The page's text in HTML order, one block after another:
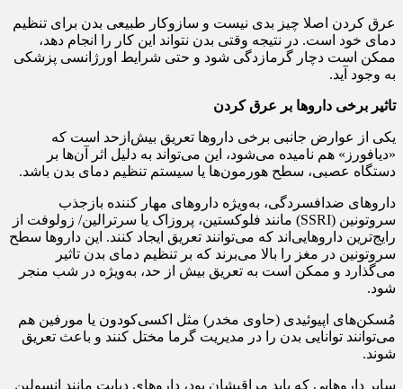
عرق کردن اصلا چیز بدی نیست و سازوکار طبیعی بدن برای تنظیم
دمای خود است. در نتیجه وقتی بدن نتواند این کار را انجام دهد،
ممکن است دچار گرمازدگی شود و حتی شرایط اورژانسی پزشکی
به وجود آید.
تاثیر برخی داروها بر عرق کردن
یکی از عوارض جانبی برخی داروها تعریق بیش‌ازحد است که
«دیافورز» هم نامیده می‌شود، این می‌تواند به دلیل اثر آن‌ها بر
دستگاه عصبی، سطح هورمون‌ها یا سیستم تنظیم دمای بدن باشد.
داروهای ضدافسردگی، به‌ویژه داروهای مهار کننده بازجذب
سروتونین (SSRI) مانند فلوکستین، پروزاک یا سرترالین/ زولوفت از
رایج‌ترین داروهایی‌اند که می‌توانند تعریق ایجاد کنند. این داروها سطح
سروتونین در مغز را بالا می‌برند که بر تنظیم دمای بدن تاثیر
می‌گذارد و ممکن است به تعریق بیش از حد، به‌ویژه در شب منجر
شود.
مُسکن‌های اپیوئیدی (حاوی مخدر) مثل اکسی‌کودون یا مورفین هم
می‌توانند توانایی بدن را در مدیریت گرما مختل کنند و باعث تعریق
شوند.
سایر داروهایی که باید مراقبشان بود، داروهای دیابت مانند انسولین